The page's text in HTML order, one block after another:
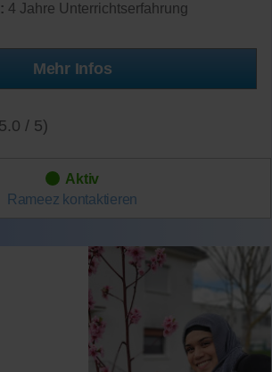
4 Jahre Unterrichtserfahrung
Mehr Infos
/ 5)
Aktiv
Rameez kontaktieren